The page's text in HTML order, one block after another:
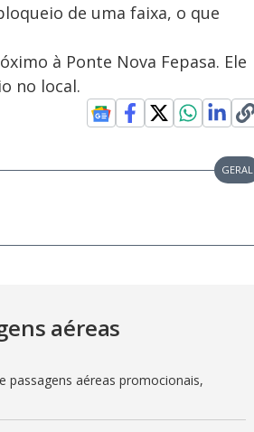
de uma faixa, o que
à Ponte Nova Fepasa. Ele
no local.
GERAL
aéreas
passagens aéreas promocionais,